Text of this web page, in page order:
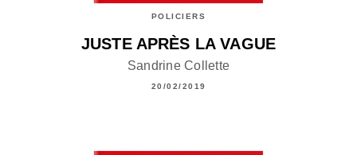
POLICIERS
JUSTE APRÈS LA VAGUE
Sandrine Collette
20/02/2019